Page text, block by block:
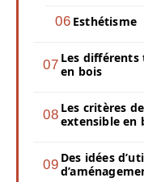
Esthétisme
Les différents
en bois
Les critères
extensible en
Des idées